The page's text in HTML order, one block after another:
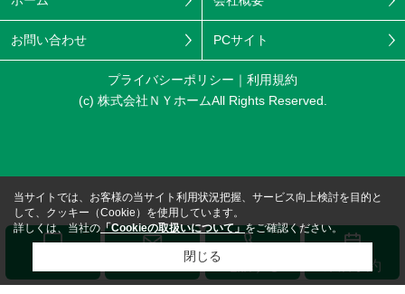
お問い合わせ PCサイト
プライバシーポリシー
利用規約
(c) 株式会社ＮＹホームAll Rights Reserved.
来店予約
当サイトでは、お客様の当サイト利用状況把握、サービス向上検討を目的と
して、クッキー（Cookie）を使用しています。
詳しくは、当社の 「Cookieの取扱いについて」をご確認ください。
閉じる